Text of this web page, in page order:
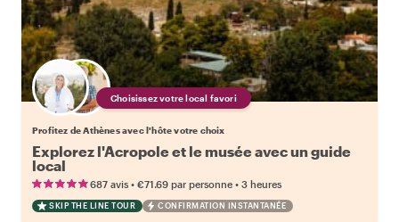
Choisissez votre local favori
Profitez de Athènes avec l'hôte votre choix
Explorez l'Acropole et le musée avec un guide
local
687 avis • €71.69 par personne • 3 heures
SKIP THE LINE TOUR CONFIRMATION INSTANTANÉE